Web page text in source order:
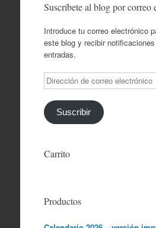
Suscríbete al blog por correo
Introduce tu correo electrónico
este blog y recibir
entradas.
Dirección
de
correo
electrónico
Suscribir
Carrito
Productos